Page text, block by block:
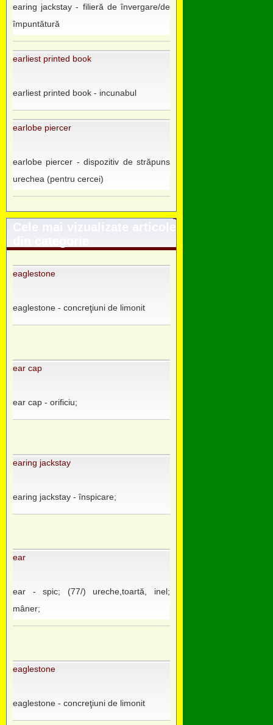
earing jackstay - filieră de învergare/de
împuntătură
earliest printed book
earliest printed book - incunabul
earlobe piercer
earlobe piercer - dispozitiv de străpuns
urechea (pentru cercei)
Cele mai vizualizate articole
eaglestone
eaglestone - concreţiuni de limonit
ear cap
ear cap - orificiu;
earing jackstay
earing jackstay - înspicare;
ear
ear - spic; (77/) ureche,toartă, inel;
mâner;
eaglestone
eaglestone - concreţiuni de limonit